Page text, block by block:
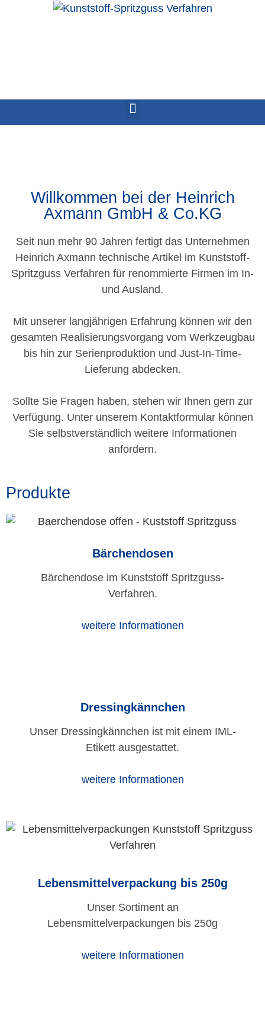
Willkommen bei der Heinrich
Axmann GmbH & Co.KG
Seit nun mehr 90 Jahren fertigt das Unternehmen
Heinrich Axmann technische Artikel im Kunststoff-
Spritzguss Verfahren für renommierte Firmen im In-
und Ausland.
Mit unserer langjährigen Erfahrung können wir den
gesamten Realisierungsvorgang vom Werkzeugbau
bis hin zur Serienproduktion und Just-In-Time-
Lieferung abdecken.
Sollte Sie Fragen haben, stehen wir Ihnen gern zur
Verfügung. Unter unserem Kontaktformular können
Sie selbstverständlich weitere Informationen
anfordern.
Produkte
Bärchendosen
Bärchendose im Kunststoff Spritzguss-
Verfahren.
weitere Informationen
Dressingkännchen
Unser Dressingkännchen ist mit einem IML-
Etikett ausgestattet.
weitere Informationen
Lebensmittelverpackung bis 250g
Unser Sortiment an
Lebensmittelverpackungen bis 250g
weitere Informationen